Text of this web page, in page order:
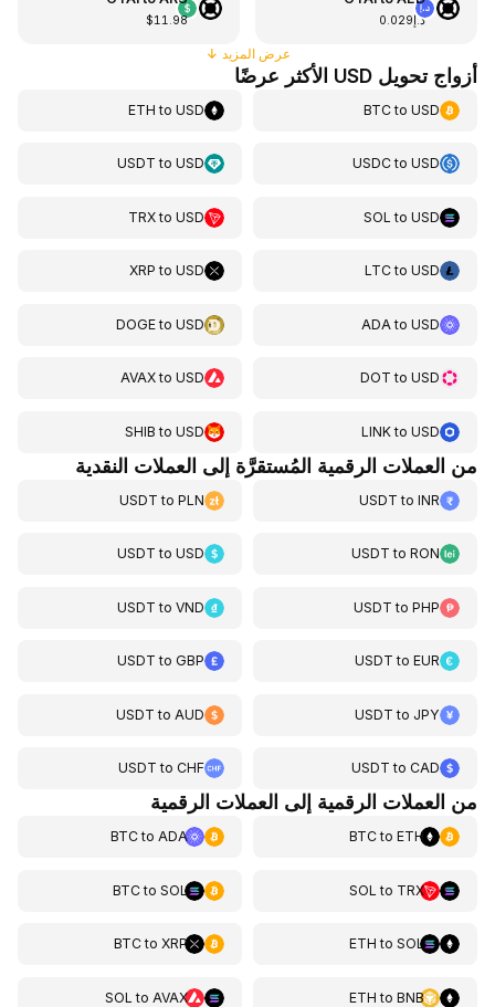
د.إ0.029 $11.98
عرض المزيد ↓
أزواج تحويل USD الأكثر عرضًا
BTCtoUSD
ETH toUSD
USDCtoUSD
USDT toUSD
SOL toUSD
TRXtoUSD
LTCtoUSD
XRP toUSD
ADA toUSD
DOGEtoUSD
DOT toUSD
AVAXtoUSD
LINKtoUSD
SHIB toUSD
من العملات الرقمية المُستقرَّة إلى العملات النقدية
USDT toINR
USDT toPLN
USDT toRON
USDT toUSD
USDT toPHP
USDT toVND
USDT toEUR
USDT toGBP
USDT toJPY
USDT to AUD
USDT toCAD
USDT toCHF
من العملات الرقمية إلى العملات الرقمية
BTCtoETH
BTCtoADA
SOL to TRX
BTCtoSOL
ETH toSOL
BTCtoXRP
ETH toBNB
SOL toAVAX